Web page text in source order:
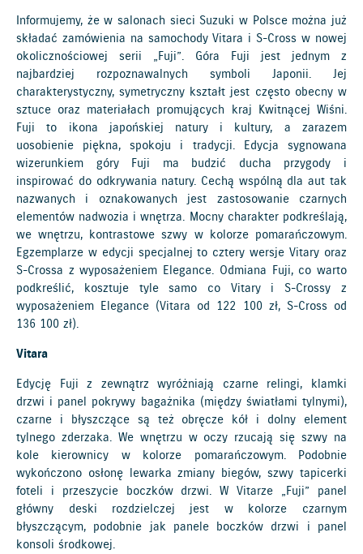
Informujemy, że w salonach sieci Suzuki w Polsce można już
składać zamówienia na samochody Vitara i S-Cross w nowej
okolicznościowej serii „Fuji”. Góra Fuji jest jednym z
najbardziej rozpoznawalnych symboli Japonii. Jej
charakterystyczny, symetryczny kształt jest często obecny w
sztuce oraz materiałach promujących kraj Kwitnącej Wiśni.
Fuji to ikona japońskiej natury i kultury, a zarazem
uosobienie piękna, spokoju i tradycji. Edycja sygnowana
wizerunkiem góry Fuji ma budzić ducha przygody i
inspirować do odkrywania natury. Cechą wspólną dla aut tak
nazwanych i oznakowanych jest zastosowanie czarnych
elementów nadwozia i wnętrza. Mocny charakter podkreślają,
we wnętrzu, kontrastowe szwy w kolorze pomarańczowym.
Egzemplarze w edycji specjalnej to cztery wersje Vitary oraz
S-Crossa z wyposażeniem Elegance. Odmiana Fuji, co warto
podkreślić, kosztuje tyle samo co Vitary i S-Crossy z
wyposażeniem Elegance (Vitara od 122 100 zł, S-Cross od
136 100 zł).
Vitara
Edycję Fuji z zewnątrz wyróżniają czarne relingi, klamki
drzwi i panel pokrywy bagażnika (między światłami tylnymi),
czarne i błyszczące są też obręcze kół i dolny element
tylnego zderzaka. We wnętrzu w oczy rzucają się szwy na
kole kierownicy w kolorze pomarańczowym. Podobnie
wykończono osłonę lewarka zmiany biegów, szwy tapicerki
foteli i przeszycie boczków drzwi. W Vitarze „Fuji” panel
główny deski rozdzielczej jest w kolorze czarnym
błyszczącym, podobnie jak panele boczków drzwi i panel
konsoli środkowej.